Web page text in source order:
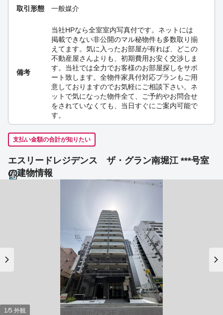
取引形態 一般媒介
備考
当社HPなら全室室内写真付です。ネットには
掲載できない非公開のマル秘物件も多数取り揃
えてます。気に入ったお部屋が有れば、どこの
不動産屋さんよりも、初期費用お安く交渉しま
す。当社では全力でお客様のお部屋探しをサポ
ート致します。全物件家具付対応プランもご用
意しておりますのでお気軽にご相談下さい。ネ
ットで気になった物件全て、ご予約やお問合せ
をされていなくても、当日すぐにご案内可能で
す。
支払い金額の合計が知りたい
エスリードレジデンス ザ・グラン南堀江 ***号室
の建物情報
1/5 外観